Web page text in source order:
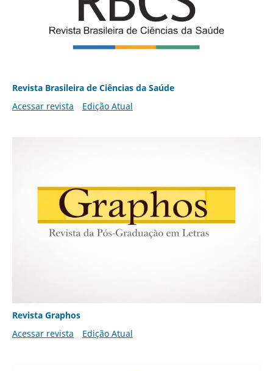
Revista Brasileira de Ciências da Saúde
Acessar revista
Edição Atual
Revista Graphos
Acessar revista
Edição Atual